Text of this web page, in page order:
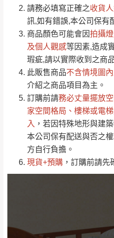
請務必填寫正確之收貨
訊,如有錯誤,本公司保有
商品顏色可能會因拍攝
及個人觀感等因素,造成
瑕疵,請以實際收到之商
此販售商品不含情境圖
介紹之商品項目為主。
訂購前請務必丈量擺放
家空間格局、 樓梯或電
入 ，若因特殊地形與建
本公司保有配送與否之
方自行負擔。
現貨+預購 ，訂購前請先
運送地區 運送
桃園
免
新竹
Line客服」來信確
「金額」。
若商品價格或庫存有
單。部分網路商品恕無法
見諒！
接單後二日內(不含
電話聯絡或E-Mail通
（線上客
服 LINE →
下單前先詢問是否
現貨我們客服會再
（洽詢方式請搜尋 L
苗栗至基隆；其它
全部 依評論高至低
依評論低至高排列
只顯示附上評論